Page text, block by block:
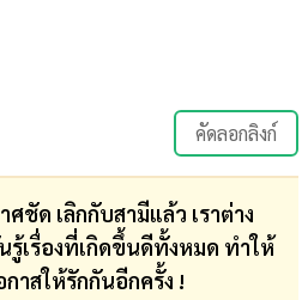
คัดลอกลิงก์
เลิกกับสามีแล้ว เราต่าง
เรื่องที่เกิดขึ้นดีทั้งหมด ทำให้
าสให้รักกันอีกครั้ง !